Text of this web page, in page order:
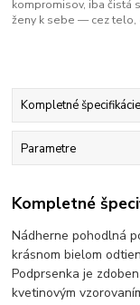
kompromisov, iba čistá
ženy k sebe — cez telo,
Kompletné špecifikácie
Parametre
Kompletné
Nádherne pohodlná
krásnom bielom
Podprsenka je
kvetinovým